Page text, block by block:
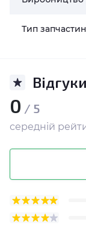
Тип
Відгуки
0 / 5
середній